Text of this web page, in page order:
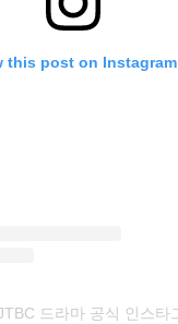
this post on Instagram